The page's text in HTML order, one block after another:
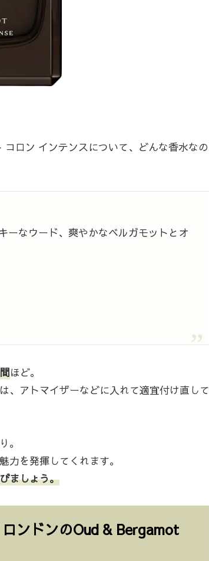
ロン インテンスについて、どんな香水なの
ーなウード、爽やかなベルガモットとオ
ほど。
、アトマイザーなどに入れて適宜付け直して
。
を発揮してくれます。
ましょう。
ンドンのOud & Bergamot